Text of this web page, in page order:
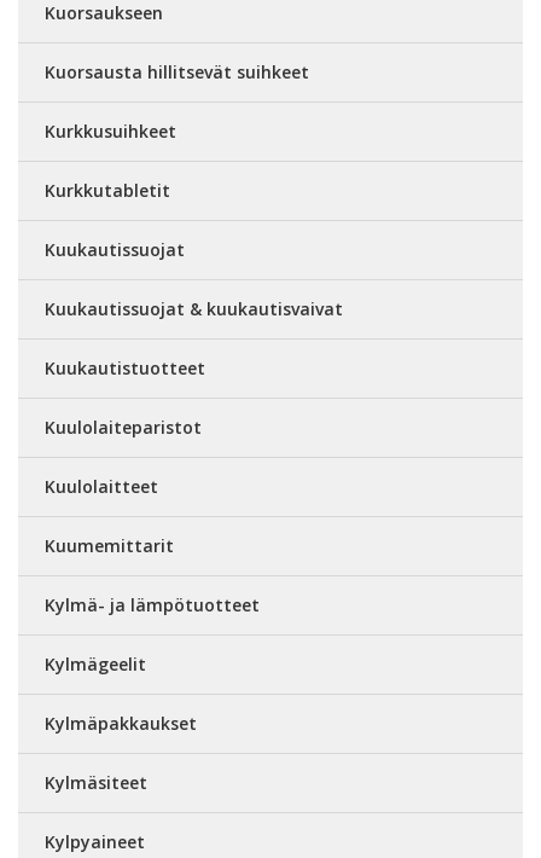
Kuorsaukseen
Kuorsausta hillitsevät suihkeet
Kurkkusuihkeet
Kurkkutabletit
Kuukautissuojat
Kuukautissuojat & kuukautisvaivat
Kuukautistuotteet
Kuulolaiteparistot
Kuulolaitteet
Kuumemittarit
Kylmä- ja lämpötuotteet
Kylmägeelit
Kylmäpakkaukset
Kylmäsiteet
Kylpyaineet